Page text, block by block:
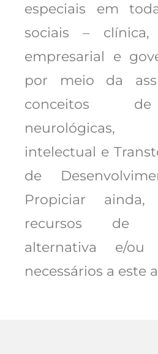
especiais em
sociais – clínica,
empresarial e
por meio da
conceitos
neurológicas,
intelectual e
de
Propiciar ainda,
recursos de
alternativa e/ou
necessários a este